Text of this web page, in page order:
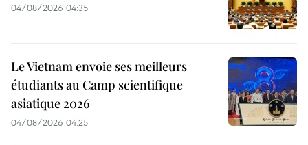
04/08/2026 04:35
Le Vietnam envoie ses meilleurs
étudiants au Camp scientifique
asiatique 2026
04/08/2026 04:25